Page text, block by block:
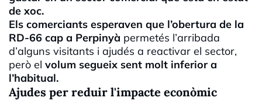
de xoc.
Els comerciants esperaven que l’obertura de la
RD-66 cap a Perpinyà permetés l’arribada
d’alguns visitants i ajudés a reactivar el sector,
però el volum segueix sent molt inferior a
l’habitual.
Ajudes per reduir l'impacte econòmic